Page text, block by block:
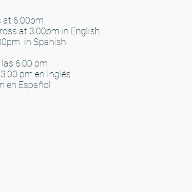
at 6:00pm
at 3:00pm in English
in Spanish
6:00 pm
pm en Inglés
en Español